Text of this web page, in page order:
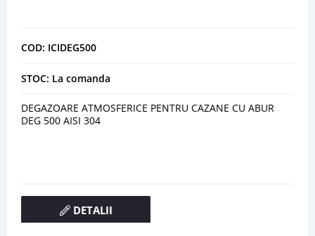
COD: ICIDEG500
STOC: La comanda
DEGAZOARE ATMOSFERICE PENTRU CAZANE CU ABUR
DEG 500 AISI 304
DETALII